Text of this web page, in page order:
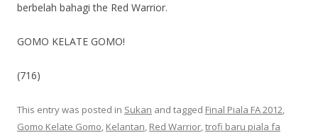
berbelah bahagi the Red Warrior.
GOMO KELATE GOMO!
(716)
This entry was posted in Sukan and tagged Final Piala FA 2012,
Gomo Kelate Gomo, Kelantan, Red Warrior,trofi baru piala fa